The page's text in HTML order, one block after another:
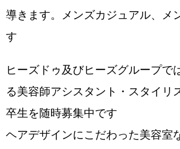
導きます。メンズカジュアル、メ
す
ヒーズドゥ及びヒーズグループで
る美容師アシスタント・スタイリ
卒生を随時募集中です
ヘアデザインにこだわった美容室